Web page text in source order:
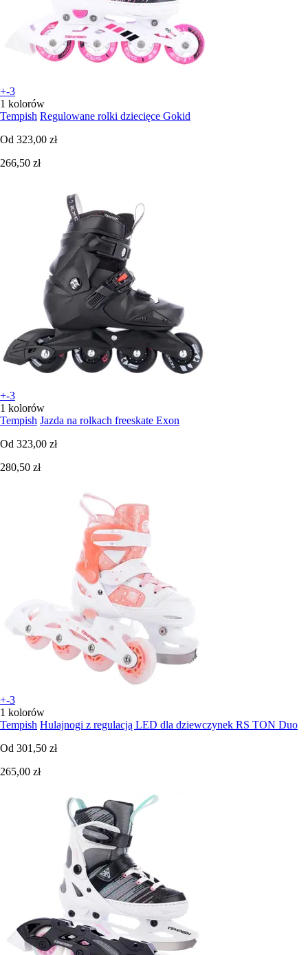
+-3
1 kolorów
Tempish Regulowane rolki dziecięce Gokid
Od 323,00 zł
266,50 zł
+-3
1 kolorów
Tempish Jazda na rolkach freeskate Exon
Od 323,00 zł
280,50 zł
+-3
1 kolorów
Tempish Hulajnogi z regulacją LED dla dziewczynek RS TON Duo
Od 301,50 zł
265,00 zł